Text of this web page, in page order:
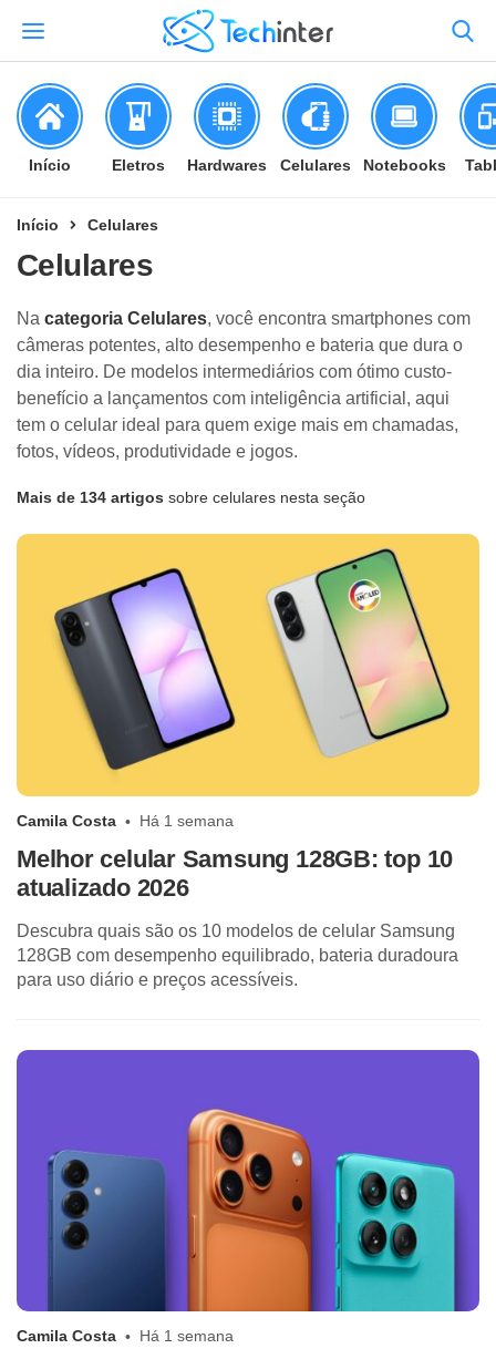
Início Eletros Hardwares Celulares Notebooks
Início Celulares
Celulares
Na categoria Celulares, você encontra smartphones com
câmeras potentes, alto desempenho e bateria que dura o
dia inteiro. De modelos intermediários com ótimo custo-
benefício a lançamentos com inteligência artificial, aqui
tem o celular ideal para quem exige mais em chamadas,
fotos, vídeos, produtividade e jogos.
Mais de 134 artigos sobre celulares nesta seção
Camila Costa Há 1 semana
Melhor celular Samsung 128GB: top 10
atualizado 2026
Descubra quais são os 10 modelos de celular Samsung
128GB com desempenho equilibrado, bateria duradoura
para uso diário e preços acessíveis.
Camila Costa Há 1 semana